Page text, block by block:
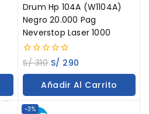
Drum Hp 104A (W1104A)
Negro 20.000 Pag
Neverstop Laser 1000
0
out
of
S/310 S/ 290
Añadir Al Carrito
-3%